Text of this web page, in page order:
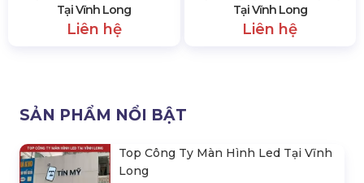
Tại Vĩnh Long
Liên hệ
Tại Vĩnh Long
Liên hệ
SẢN PHẨM NỔI BẬT
Top Công Ty Màn Hình Led Tại Vĩnh
Long